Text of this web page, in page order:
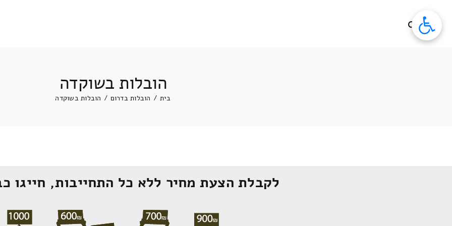
הובלות בשוקדה
בית / הובלות בדרום / הובלות בשוקדה
לקבלת הצעת מחיר ללא כל התחייבות, חייגו